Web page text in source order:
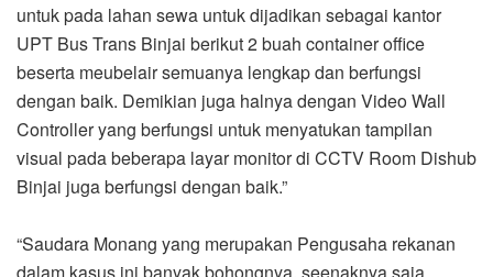
untuk pada lahan sewa untuk dijadikan sebagai kantor
UPT Bus Trans Binjai berikut 2 buah container office
beserta meubelair semuanya lengkap dan berfungsi
dengan baik. Demikian juga halnya dengan Video Wall
Controller yang berfungsi untuk menyatukan tampilan
visual pada beberapa layar monitor di CCTV Room Dishub
Binjai juga berfungsi dengan baik.”
“Saudara Monang yang merupakan Pengusaha rekanan